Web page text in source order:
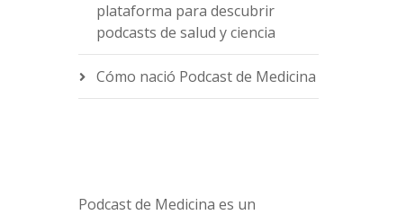
plataforma para descubrir
podcasts de salud y ciencia
Cómo nació Podcast de Medicina
Podcast de Medicina es un